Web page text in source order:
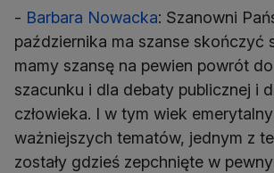
- Barbara Nowacka: Szanowni
października ma szanse skończyć
mamy szansę na pewien powrót
szacunku i dla debaty publicznej i
człowieka. I w tym wiek
ważniejszych tematów, jednym z
zostały gdzieś zepchnięte w